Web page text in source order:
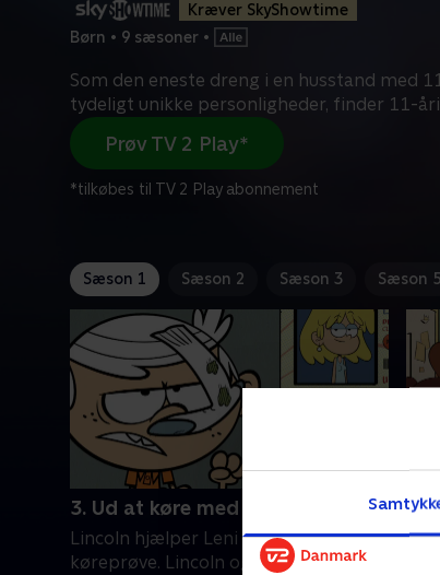
Kræver SkyShowtime
Børn • 9 sæsoner •
Som den eneste dreng i en husstand med
tydeligt unikke personligheder, finder 11-
Prøv TV 2 Play*
*tilkøbes til TV 2 Play abonnement
Sæson 1 Sæson 2 Sæson 3 Sæson 5
3. Ud at køre med de skøre
Lincoln hjælper Leni med at bestå sin
køreprøve. Lincoln og hans søstre
4.